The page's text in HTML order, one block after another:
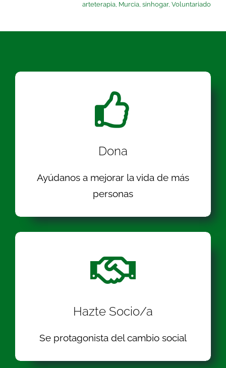
arteterapia, Murcia,sinhogar,Voluntariado
Dona
Ayúdanos a mejorar la vida de más
personas
Hazte Socio/a
Se protagonista del cambio social